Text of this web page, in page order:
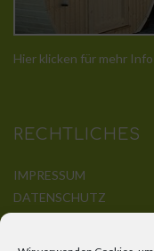
Hier klicken für mehr Info
RECHTLICHES
IMPRESSUM
DATENSCHUTZ